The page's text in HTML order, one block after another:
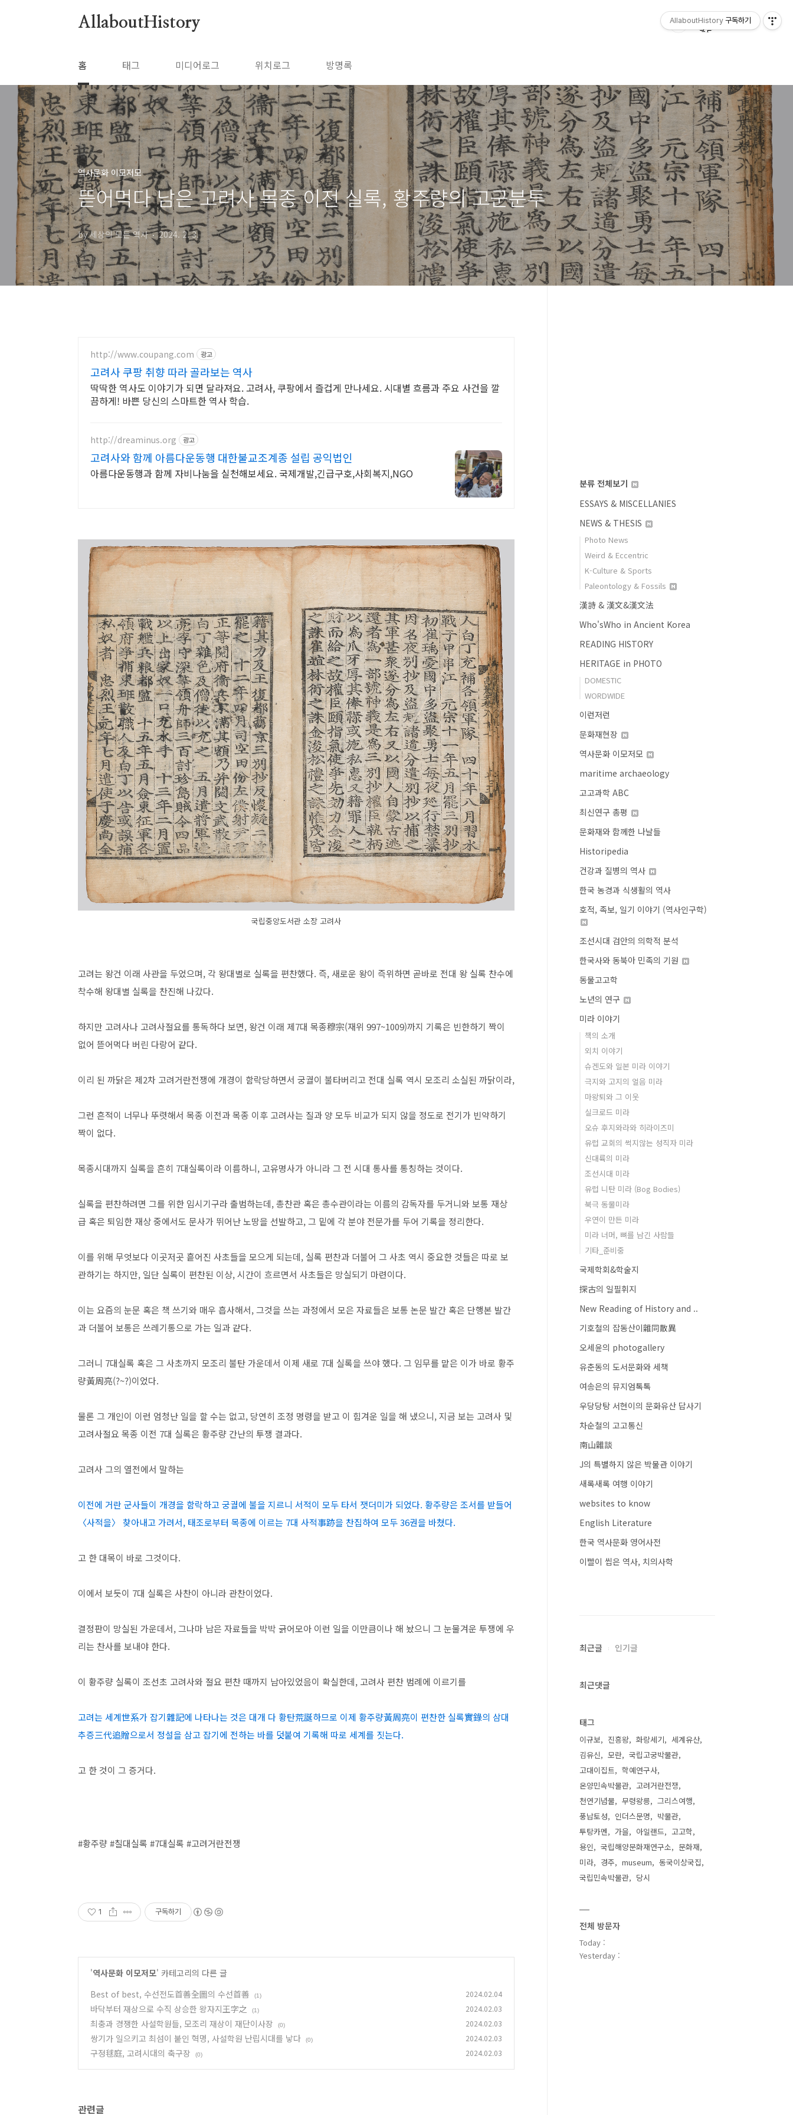
AllaboutHistory
홈 태그 미디어로그 위치로그 방명록
역사문화 이모저모
뜯어먹다 남은 고려사 목종 이전 실록, 황주량의 고군분투
by 세상의 모든 역사 2024. 2. 3.
http://www.coupang.com 광고
고려사 쿠팡 취향 따라 골라보는 역사
딱딱한 역사도 이야기가 되면 달라져요. 고려사, 쿠팡에서 즐겁게 만나세요. 시대별 흐름과 주요 사건을 깔
끔하게! 바쁜 당신의 스마트한 역사 학습.
http://dreaminus.org 광고
고려사와 함께 아름다운동행 대한불교조계종 설립 공익법인
아름다운동행과 함께 자비나눔을 실천해보세요. 국제개발,긴급구호,사회복지,NGO
국립중앙도서관 소장 고려사
고려는 왕건 이래 사관을 두었으며, 각 왕대별로 실록을 편찬했다. 즉, 새로운 왕이 즉위하면 곧바로 전대 왕 실록 찬수에
착수해 왕대별 실록을 찬진해 나갔다.
하지만 고려사나 고려사절요를 통독하다 보면, 왕건 이래 제7대 목종穆宗(재위 997~1009)까지 기록은 빈한하기 짝이
없어 뜯어먹다 버린 다랑어 같다.
이리 된 까닭은 제2차 고려거란전쟁에 개경이 함락당하면서 궁궐이 불타버리고 전대 실록 역시 모조리 소실된 까닭이라,
그런 흔적이 너무나 뚜렷해서 목종 이전과 목종 이후 고려사는 질과 양 모두 비교가 되지 않을 정도로 전기가 빈약하기
짝이 없다.
목종시대까지 실록을 흔히 7대실록이라 이름하니, 고유명사가 아니라 그 전 시대 통사를 통칭하는 것이다.
실록을 편찬하려면 그를 위한 임시기구라 출범하는데, 총찬관 혹은 총수관이라는 이름의 감독자를 두거니와 보통 재상
급 혹은 퇴임한 재상 중에서도 문사가 뛰어난 노땅을 선발하고, 그 밑에 각 분야 전문가를 두어 기록을 정리한다.
이를 위해 무엇보다 이곳저곳 흩어진 사초들을 모으게 되는데, 실록 편찬과 더불어 그 사초 역시 중요한 것들은 따로 보
관하기는 하지만, 일단 실록이 편찬된 이상, 시간이 흐르면서 사초들은 망실되기 마련이다.
이는 요즘의 눈문 혹은 책 쓰기와 매우 흡사해서, 그것을 쓰는 과정에서 모은 자료들은 보통 논문 발간 혹은 단행본 발간
과 더불어 보통은 쓰레기통으로 가는 일과 같다.
그러니 7대실록 혹은 그 사초까지 모조리 불탄 가운데서 이제 새로 7대 실록을 쓰야 했다. 그 임무를 맡은 이가 바로 황주
량黃周亮(?~?)이었다.
물론 그 개인이 이런 엄청난 일을 할 수는 없고, 당연히 조정 명령을 받고 이 힘겨운 일을 해 냈으니, 지금 보는 고려사 및
고려사절요 목종 이전 7대 실록은 황주량 간난의 투쟁 결과다.
고려사 그의 열전에서 말하는
이전에 거란 군사들이 개경을 함락하고 궁궐에 불을 지르니 서적이 모두 타서 잿더미가 되었다. 황주량은 조서를 받들어
〈사적을〉 찾아내고 가려서, 태조로부터 목종에 이르는 7대 사적事跡을 찬집하여 모두 36권을 바쳤다.
고 한 대목이 바로 그것이다.
이에서 보듯이 7대 실록은 사찬이 아니라 관찬이었다.
결정판이 망실된 가운데서, 그나마 남은 자료들을 박박 긁어모아 이런 일을 이만큼이나 해 놨으니 그 눈물겨운 투쟁에 우
리는 찬사를 보내야 한다.
이 황주량 실록이 조선초 고려사와 절요 편찬 때까지 남아있었음이 확실한데, 고려사 편찬 범례에 이르기를
고려는 세계世系가 잡기雜記에 나타나는 것은 대개 다 황탄荒誕하므로 이제 황주량黃周亮이 편찬한 실록實錄의 삼대
추증三代追贈으로서 정설을 삼고 잡기에 전하는 바를 덧붙여 기록해 따로 세계를 짓는다.
고 한 것이 그 증거다.
#황주량 #칠대실록 #7대실록 #고려거란전쟁
1 구독하기
'역사문화 이모저모' 카테고리의 다른 글
Best of best, 수선전도首善全圖의 수선首善
(1) 2024.02.04
바닥부터 재상으로 수직 상승한 왕자지王字之 (1) 2024.02.03
최충과 경쟁한 사설학원들, 모조리 재상이 재단이사장 (0) 2024.02.03
쌍기가 일으키고 최섬이 붙인 혁명, 사설학원 난립시대를 낳다 (0) 2024.02.03
구정毬庭, 고려시대의 축구장 (0) 2024.02.03
관련글
분류 전체보기
ESSAYS & MISCELLANIES
NEWS & THESIS
Photo News
Weird & Eccentric
K-Culture & Sports
Paleontology & Fossils
漢詩 & 漢文&漢文法
Who'sWho in Ancient Korea
READING HISTORY
HERITAGE in PHOTO
DOMESTIC
WORDWIDE
이런저런
문화재현장
역사문화 이모저모
maritime archaeology
고고과학 ABC
최신연구 총평
문화재와 함께한 나날들
Historipedia
건강과 질병의 역사
한국 농경과 식생활의 역사
호적, 족보, 일기 이야기 (역사인구학)
조선시대 검안의 의학적 분석
한국사와 동북아 민족의 기원
동물고고학
노년의 연구
미라 이야기
책의 소개
외치 이야기
슈겐도와 일본 미라 이야기
극지와 고지의 얼음 미라
마왕퇴와 그 이웃
실크로드 미라
오슈 후지와라와 히라이즈미
유럽 교회의 썩지않는 성직자 미라
신대륙의 미라
조선시대 미라
유럽 니탄 미라 (Bog Bodies)
북극 동물미라
우연이 만든 미라
미라 너머, 뼈를 남긴 사람들
기타_준비중
국제학회&학술지
探古의 일필휘지
New Reading of History and ..
기호철의 잡동산이雜同散異
오세윤의 photogallery
유춘동의 도서문화와 세책
여송은의 뮤지엄톡톡
우당당탕 서현이의 문화유산 답사기
차순철의 고고통신
南山雜談
J의 특별하지 않은 박물관 이야기
새록새록 여행 이야기
websites to know
English Literature
한국 역사문화 영어사전
이빨이 씹은 역사, 치의사학
최근글 인기글
최근댓글
태그
이규보 진흥왕 화랑세기
세계유산
김유신
모란
국립고궁박물관
고대이집트
학예연구사
온양민속박물관
고려거란전쟁
천연기념물
무령왕릉
그리스여행
풍납토성
인더스문명
박물관
투탕카멘
가을 아일랜드
고고학
용인
국립해양문화재연구소
문화재
미라
경주 museum
동국이상국집
국립민속박물관
당시
전체 방문자
Today :
Yesterday :
AllaboutHistory 구독하기